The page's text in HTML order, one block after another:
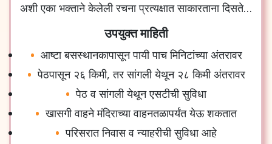
अशी एका भक्ताने केलेली रचना प्रत्यक्षात साकारताना दिसते…
उपयुक्त माहिती
आष्टा बसस्थानकापासून पायी पाच मिनिटांच्या अंतरावर
पेठपासून २६ किमी,तर सांगली येथून २८ किमी अंतरावर
पेठ व सांगली येथून एसटीची सुविधा
खासगी वाहने मंदिराच्या वाहनतळापर्यंत येऊ शकतात
परिसरात निवास व न्याहरीची सुविधा आहे